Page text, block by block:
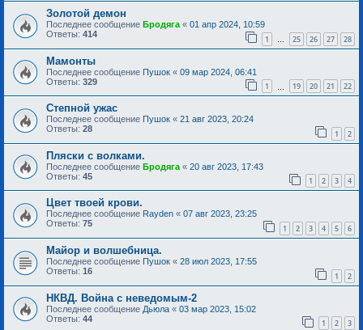
Золотой демон
Последнее сообщение Бродяга « 01 апр 2024, 10:59
Ответы: 414 1 25 26 27 28
Мамонты
Последнее сообщение Пушок « 09 мар 2024, 06:41
Ответы: 329 1 19 20 21 22
Степной ужас
Последнее сообщение Пушок « 21 авг 2023, 20:24
Ответы: 28 1 2
Пляски с волками.
Последнее сообщение Бродяга « 20 авг 2023, 17:43
Ответы: 45 1 2 3 4
Цвет твоей крови.
Последнее сообщение Rayden « 07 авг 2023, 23:25
Ответы: 75 1 2 3 4 5 6
Майор и волшебница.
Последнее сообщение Пушок « 28 июл 2023, 17:55
Ответы: 16 1 2
НКВД. Война с неведомым-2
Последнее сообщение Дьюла « 03 мар 2023, 15:02
Ответы: 44 1 2 3